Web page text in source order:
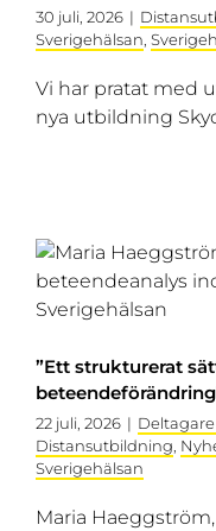
30 juli, 2026 |
Sverigehälsan,
Vi har pratat med
nya utbildning
”Ett strukturerat
22 juli, 2026 |
Distansutbildning,
Sverigehälsan
Maria